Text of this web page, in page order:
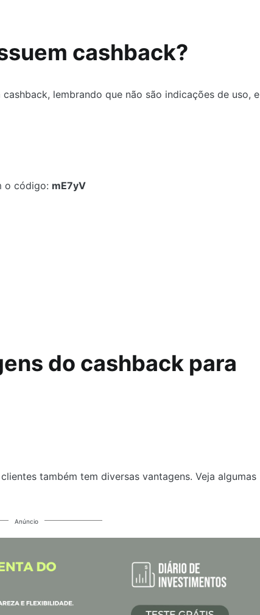
cashback?
lembrando que não são indicações de uso, e
o código: mE7yV
do cashback para
também tem diversas vantagens. Veja algumas
Anúncio